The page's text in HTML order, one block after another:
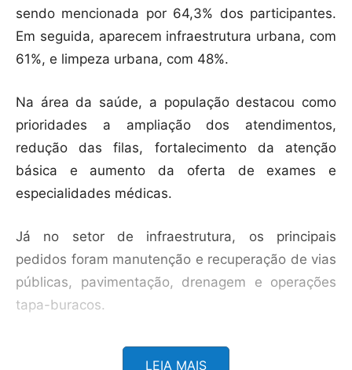
sendo mencionada por 64,3% dos participantes.
Em seguida, aparecem infraestrutura urbana, com
61%, e limpeza urbana, com 48%.
Na área da saúde, a população destacou como
prioridades a ampliação dos atendimentos,
redução das filas, fortalecimento da atenção
básica e aumento da oferta de exames e
especialidades médicas.
Já no setor de infraestrutura, os principais
pedidos foram manutenção e recuperação de vias
públicas, pavimentação, drenagem e operações
tapa-buracos.
A limpeza urbana também aparece entre as
LEIA MAIS